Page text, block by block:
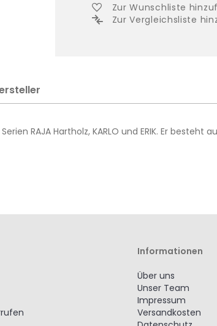
Zur Wunschliste
Zur Vergleichsliste
RAJA Hartholz, KARLO und ERIK. Er
Informationen
Über uns
Unser Team
Impressum
Versandkosten